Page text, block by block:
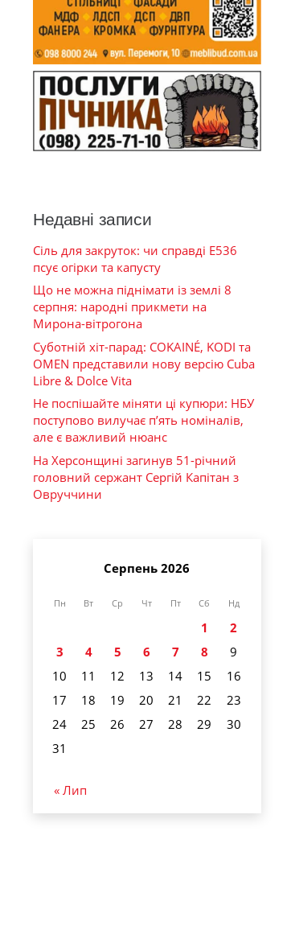
Недавні записи
Сіль для закруток: чи справді Е536
псує огірки та капусту
Що не можна піднімати із землі 8
серпня: народні прикмети на
Мирона-вітрогона
Суботній хіт-парад: COKAINÉ, KODI та
OMEN представили нову версію Cuba
Libre & Dolce Vita
Не поспішайте міняти ці купюри: НБУ
поступово вилучає п’ять номіналів,
але є важливий нюанс
На Херсонщині загинув 51-річний
головний сержант Сергій Капітан з
Овруччини
Серпень 2026
Пн Вт Ср Чт Пт Сб Нд
1
2
3
4 5 6 7 8
9
10
11 12 13 14 15
16
17
18 19 20 21 22
23
24
25 26 27 28 29
30
31
« Лип